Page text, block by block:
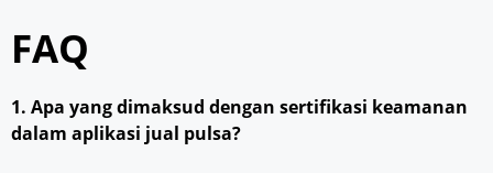
FAQ
1. Apa yang dimaksud dengan sertifikasi keamanan
dalam aplikasi jual pulsa?